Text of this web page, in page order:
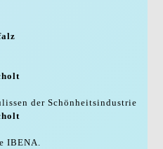
der Schönheitsindustrie
IBENA.